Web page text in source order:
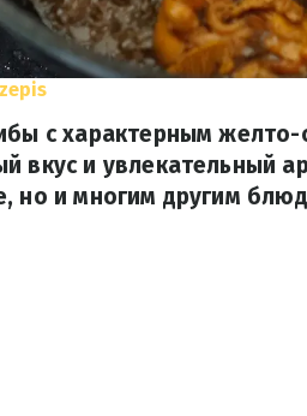
с характерным
вкус и увлекательный
но и многим другим